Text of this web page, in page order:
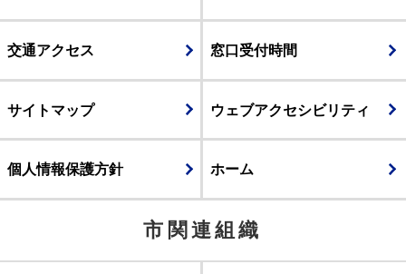
交通アクセス 窓口受付時間
サイトマップ ウェブアクセシビリティ
個人情報保護方針 ホーム
市関連組織